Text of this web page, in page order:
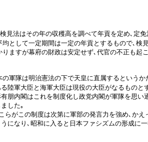
検見法はその年の収穫高を調べて年貢を定め､定
して一定期間は一定の年貢とするもので､検
すが幕府の財政は安定せず､代官の不正も起
の軍隊は明治憲法の下で天皇に直属するという
軍大臣と海軍大臣は現役の大臣がなるもの
内閣はこれを制度化し政党内閣が軍隊を思い
した｡
この制度は次第に軍部の発言力を強め､かえ
なり､昭和に入ると日本ファシズムの形成に一